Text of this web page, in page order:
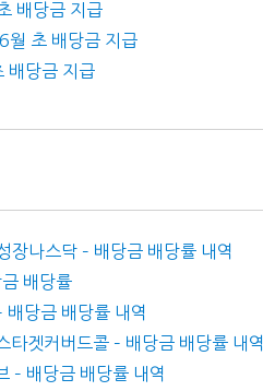
배당금 지급
월 초 배당금 지급
배당금 지급
장나스닥 – 배당금 배당률 내역
배당률
배당금 배당률 내역
타겟커버드콜 – 배당금 배당률 내역
– 배당금 배당률 내역